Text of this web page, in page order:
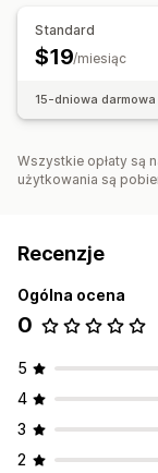
Standard
$19/miesiąc
15-dniowa
Wszystkie opłaty są
użytkowania są
Recenzje
Ogólna ocena
0
5
4
3
2